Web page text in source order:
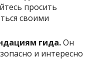
просить
своими
гида.Он
и интересно